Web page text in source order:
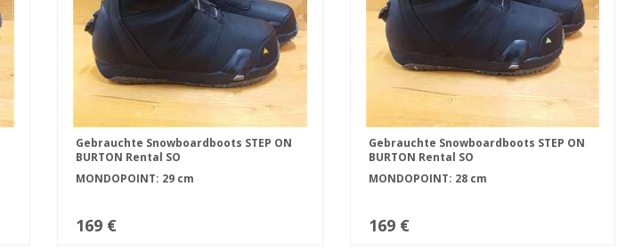
Gebrauchte Snowboardboots STEP ON
BURTON Rental SO
MONDOPOINT: 29 cm
169 €
Gebrauchte Snowboardboots STEP ON
BURTON Rental SO
MONDOPOINT: 28 cm
169 €